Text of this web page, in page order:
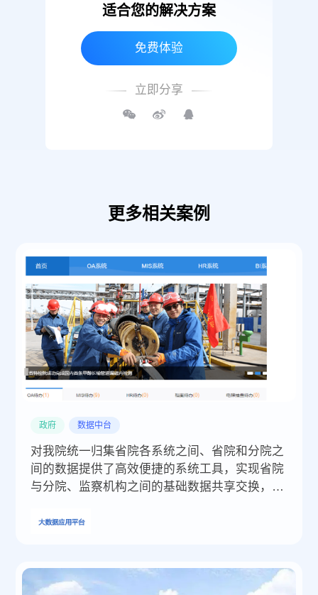
适合您的解决方案
免费体验
立即分享
更多相关案例
政府 数据中台
对我院统一归集省院各系统之间、省院和分院之
间的数据提供了高效便捷的系统工具，实现省院
与分院、监察机构之间的基础数据共享交换，提